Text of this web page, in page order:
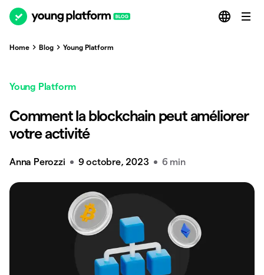
Home Blog Young Platform
Young Platform
Comment la blockchain peut améliorer
votre activité
Anna Perozzi 9 octobre, 2023 6 min